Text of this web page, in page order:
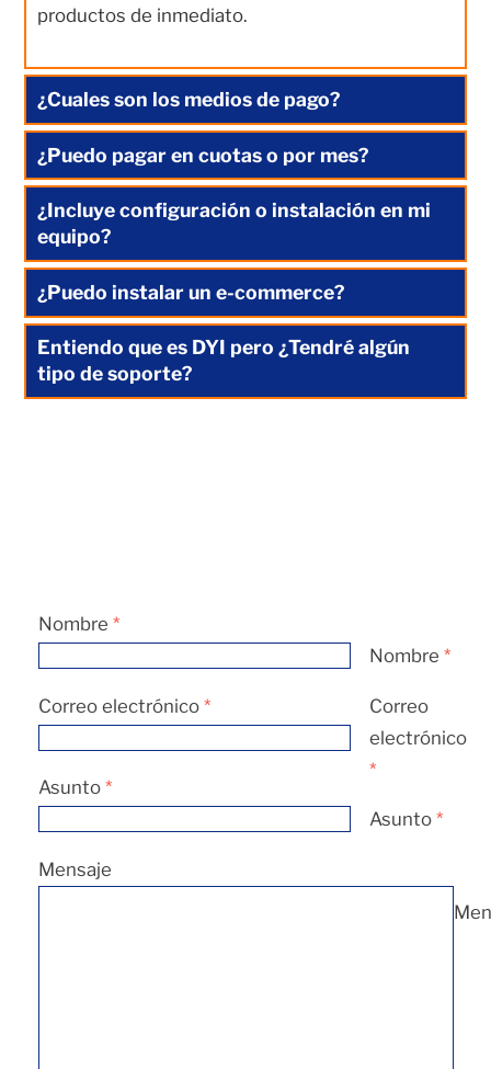
productos de inmediato.
¿Cuales son los medios de pago?
¿Puedo pagar en cuotas o por mes?
¿Incluye configuración o instalación en mi
equipo?
¿Puedo instalar un e-commerce?
Entiendo que es DYI pero ¿Tendré algún
tipo de soporte?
Nombre *
Nombre *
Correo electrónico *
Correo
electrónico
*
Asunto *
Asunto *
Mensaje